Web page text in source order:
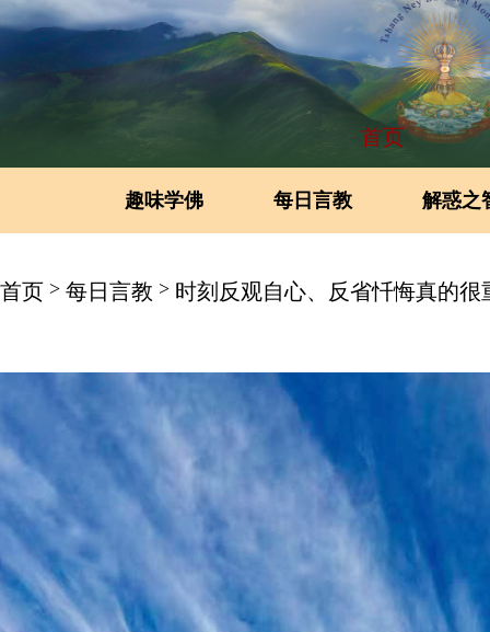
首页
趣味学佛 每日言教 解惑之
首页 > 每日言教 > 时刻反观自心、反省忏悔真的很